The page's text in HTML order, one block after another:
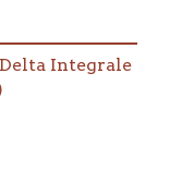
Integrale